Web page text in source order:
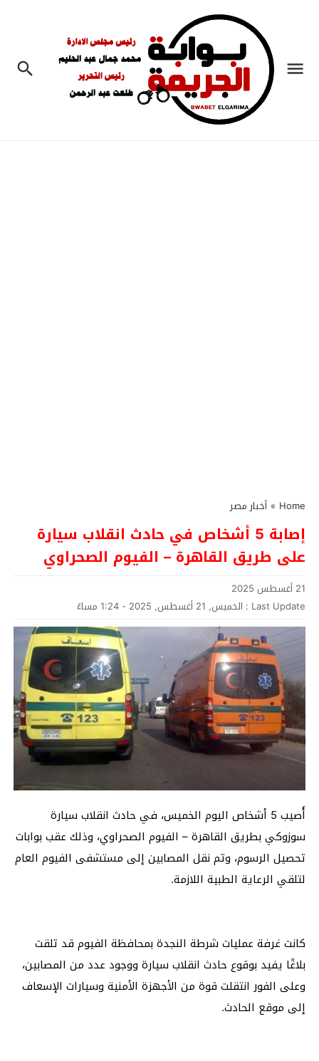
Home
» أخبار مصر
إصابة 5 أشخاص في حادث انقلاب سيارة
على طريق القاهرة – الفيوم الصحراوي
21 أغسطس 2025
Last Update : الخميس, 21 أغسطس, 2025 - 1:24 مساءً
أُصيب 5 أشخاص اليوم الخميس، في حادث انقلاب سيارة
سوزوكي بطريق القاهرة – الفيوم الصحراوي، وذلك عقب بوابات
تحصيل الرسوم، وتم نقل المصابين إلى مستشفى الفيوم العام
لتلقي الرعاية الطبية اللازمة.
كانت غرفة عمليات شرطة النجدة بمحافظة الفيوم قد تلقت
بلاغًا يفيد بوقوع حادث انقلاب سيارة ووجود عدد من المصابين،
وعلى الفور انتقلت قوة من الأجهزة الأمنية وسيارات الإسعاف
إلى موقع الحادث.